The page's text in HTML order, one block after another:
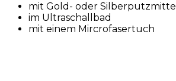
mit Gold- oder Silberputzmittel
im Ultraschallbad
mit einem Mircrofasertuch